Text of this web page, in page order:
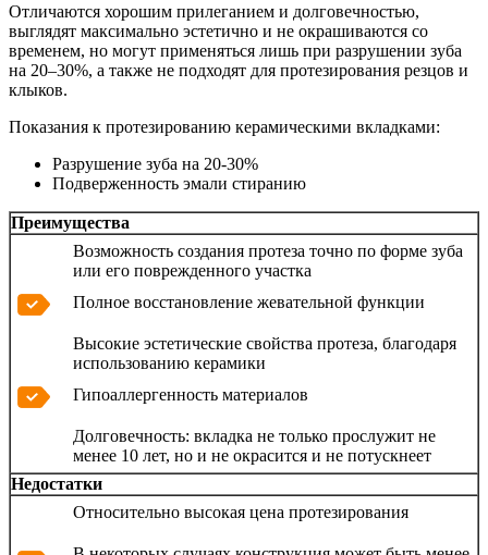
Отличаются хорошим прилеганием и долговечностью,
выглядят максимально эстетично и не окрашиваются со
временем, но могут применяться лишь при разрушении зуба
на 20–30%, а также не подходят для протезирования резцов и
клыков.
Показания к протезированию керамическими вкладками:
Разрушение зуба на 20-30%
Подверженность эмали стиранию
Преимущества
Возможность создания протеза точно по форме зуба
или его поврежденного участка
Полное восстановление жевательной функции
Высокие эстетические свойства протеза, благодаря
использованию керамики
Гипоаллергенность материалов
Долговечность: вкладка не только прослужит не
менее 10 лет, но и не окрасится и не потускнеет
Недостатки
Относительно высокая цена протезирования